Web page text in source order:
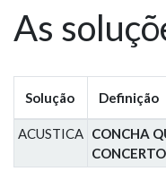
As
Solução Definição
ACUSTICA CONCHA